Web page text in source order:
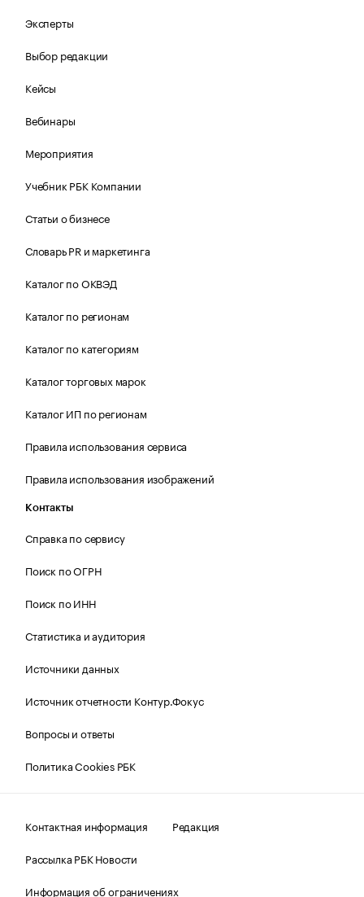
Эксперты
Выбор редакции
Кейсы
Вебинары
Мероприятия
Учебник РБК Компании
Статьи о бизнесе
Словарь PR и маркетинга
Каталог по ОКВЭД
Каталог по регионам
Каталог по категориям
Каталог торговых марок
Каталог ИП по регионам
Правила использования сервиса
Правила использования изображений
Контакты
Справка по сервису
Поиск по ОГРН
Поиск по ИНН
Статистика и аудитория
Источники данных
Источник отчетности Контур.Фокус
Вопросы и ответы
Политика Cookies РБК
Контактная информация
Редакция
Рассылка РБК Новости
Информация об ограничениях